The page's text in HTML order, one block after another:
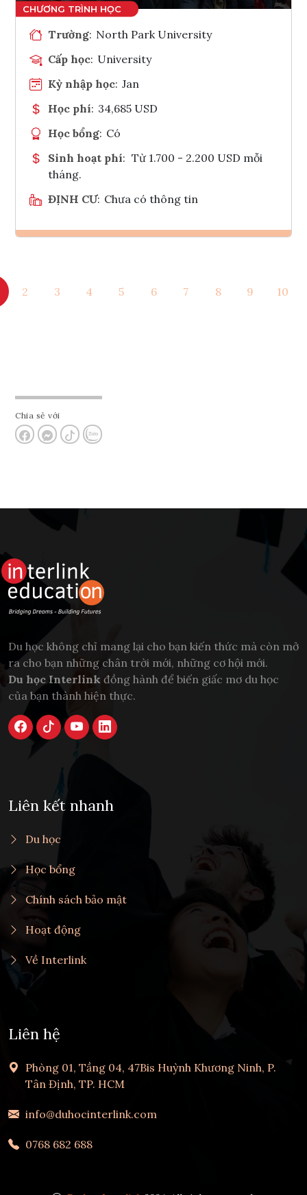
Trường: North Park University
Cấp học: University
Kỳ nhập học: Jan
Học phí: 34,685 USD
Học bổng: Có
Sinh hoạt phí: Từ 1.700 - 2.200 USD mỗi
tháng.
ĐỊNH CƯ: Chưa có thông tin
Tham vấn Interlink
2 3 4 5 6 7 8 9 10
Chia sẻ với
Du học không chỉ mang lại cho bạn kiến thức mà còn mở
ra cho bạn những chân trời mới, những cơ hội mới.
Du học Interlink đồng hành để biến giấc mơ du học
của bạn thành hiện thực.
Liên kết nhanh
Du học
Học bổng
Chính sách bảo mật
Hoạt động
Về Interlink
Liên hệ
Phòng 01, Tầng 04, 47Bis Huỳnh Khương Ninh, P.
Tân Định, TP. HCM
info@duhocinterlink.com
0768 682 688